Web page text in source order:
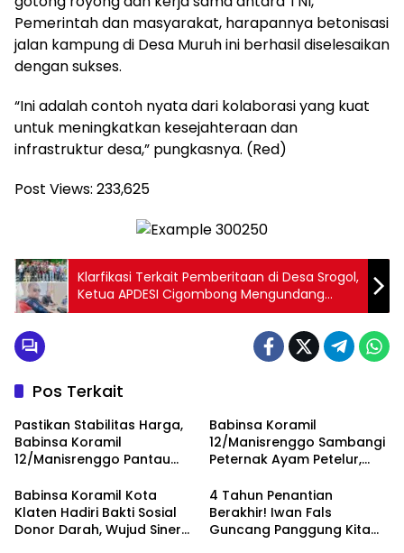
Pemerintah dan masyarakat, harapannya betonisasi
jalan kampung di Desa Muruh ini berhasil diselesaikan
dengan sukses.
“Ini adalah contoh nyata dari kolaborasi yang kuat
untuk meningkatkan kesejahteraan dan
infrastruktur desa,” pungkasnya. (Red)
Post Views: 233,625
Klarfikasi Terkait Pemberitaan di Desa Srogol,
Ketua APDESI Cigombong Mengundang
Ketua PWRI Bogor Selatan
Pos Terkait
Pastikan Stabilitas Harga,
Babinsa Koramil
12/Manisrenggo Pantau
Klewer
Babinsa Koramil
12/Manisrenggo Sambangi
Peternak Ayam Petelur,
Dan Perekonomian Warga
Babinsa Koramil Kota
Klaten Hadiri Bakti Sosial
Donor Darah, Wujud Sinergi
4 Tahun Penantian
Berakhir! Iwan Fals
Guncang Panggung Kita